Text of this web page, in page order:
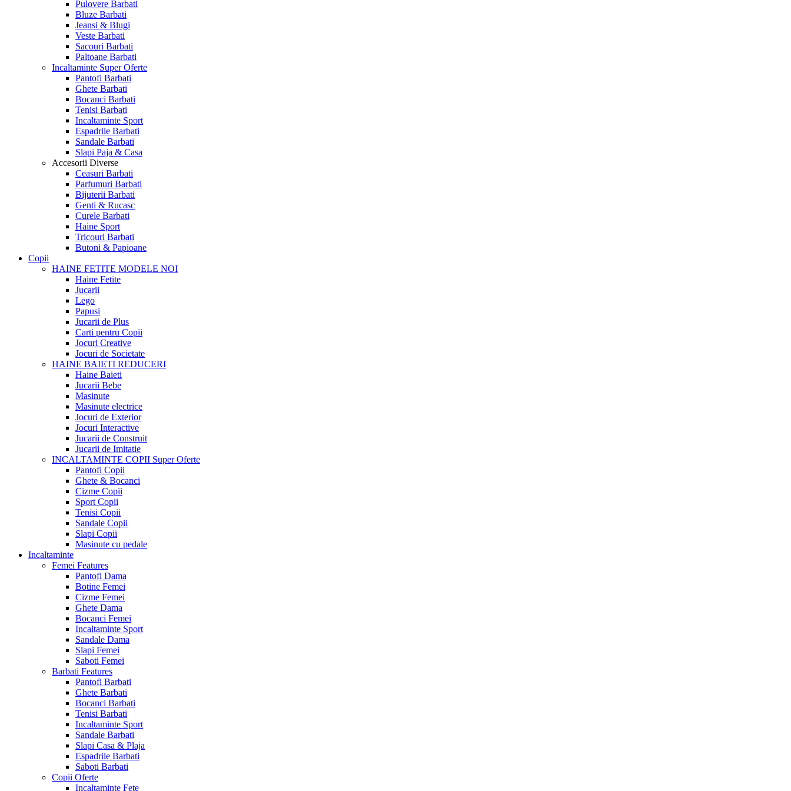
Pulovere Barbati
Bluze Barbati
Jeansi & Blugi
Veste Barbati
Sacouri Barbati
Paltoane Barbati
Incaltaminte Super Oferte
Pantofi Barbati
Ghete Barbati
Bocanci Barbati
Tenisi Barbati
Incaltaminte Sport
Espadrile Barbati
Sandale Barbati
Slapi Paja & Casa
Accesorii Diverse
Ceasuri Barbati
Parfumuri Barbati
Bijuterii Barbati
Genti & Rucasc
Curele Barbati
Haine Sport
Tricouri Barbati
Butoni & Papioane
Copii
HAINE FETITE MODELE NOI
Haine Fetite
Jucarii
Lego
Papusi
Jucarii de Plus
Carti pentru Copii
Jocuri Creative
Jocuri de Societate
HAINE BAIETI REDUCERI
Haine Baieti
Jucarii Bebe
Masinute
Masinute electrice
Jocuri de Exterior
Jocuri Interactive
Jucarii de Construit
Jucarii de Imitatie
INCALTAMINTE COPII Super Oferte
Pantofi Copii
Ghete & Bocanci
Cizme Copii
Sport Copii
Tenisi Copii
Sandale Copii
Slapi Copii
Masinute cu pedale
Incaltaminte
Femei Features
Pantofi Dama
Botine Femei
Cizme Femei
Ghete Dama
Bocanci Femei
Incaltaminte Sport
Sandale Dama
Slapi Femei
Saboti Femei
Barbati Features
Pantofi Barbati
Ghete Barbati
Bocanci Barbati
Tenisi Barbati
Incaltaminte Sport
Sandale Barbati
Slapi Casa & Plaja
Espadrile Barbati
Saboti Barbati
Copii Oferte
Incaltaminte Fete